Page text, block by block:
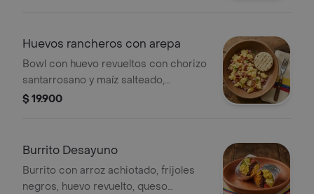
Huevos rancheros con arepa
Bowl con huevo revueltos con chorizo
santarrosano y maíz salteado,
acompañados de arepita paisa.
$ 19.900
Burrito Desayuno
Burrito con arroz achiotado, frijoles
negros, huevo revuelto, queso